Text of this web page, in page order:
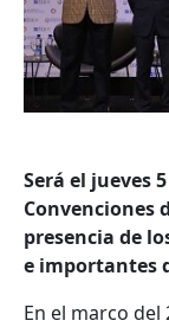
Será el jueves
Convenciones
presencia de
e importantes
En el marco del